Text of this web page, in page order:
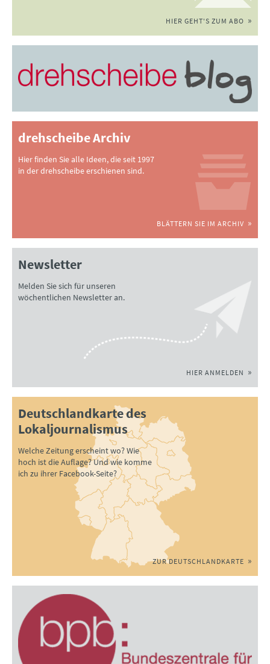
HIER GEHT'S ZUM ABO
drehscheibe Archiv
Hier finden Sie alle Ideen, die seit 1997
in der drehscheibe erschienen sind.
BLÄTTERN SIE IM ARCHIV
Newsletter
Melden Sie sich für unseren
wöchentlichen Newsletter an.
HIER ANMELDEN
Deutschlandkarte des
Lokaljournalismus
Welche Zeitung erscheint wo? Wie
hoch ist die Auflage? Und wie komme
ich zu ihrer Facebook-Seite?
ZUR DEUTSCHLANDKARTE